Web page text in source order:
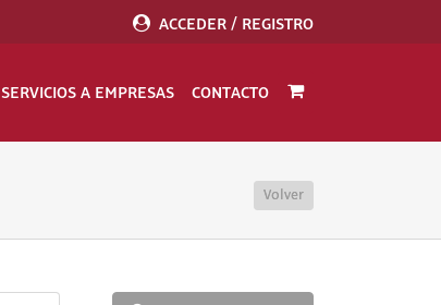
ACCEDER / REGISTRO
SERVICIOS A EMPRESAS CONTACTO
Volver